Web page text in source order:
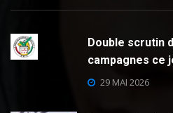
Double scrutin
campagnes ce
29 MAI 2026